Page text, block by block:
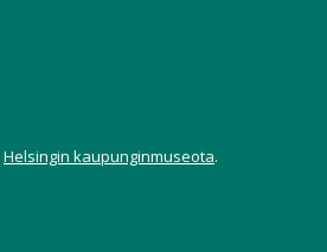
Helsingin kaupunginmuseota.